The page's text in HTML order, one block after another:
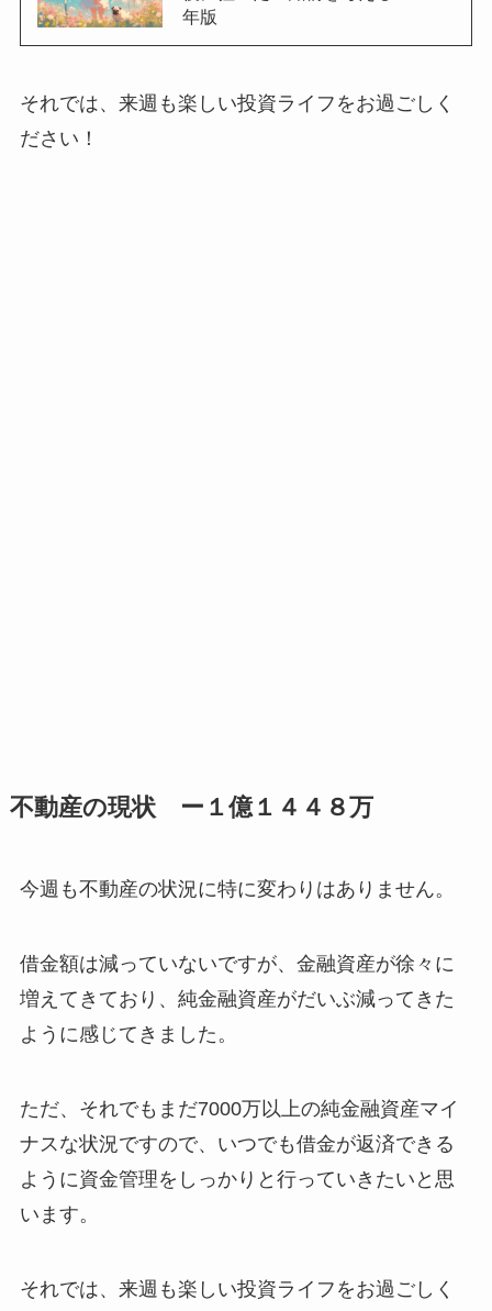
年版
それでは、来週も楽しい投資ライフをお過ごしく
ださい！
不動産の現状 ー１億１４４８万
今週も不動産の状況に特に変わりはありません。
借金額は減っていないですが、金融資産が徐々に
増えてきており、純金融資産がだいぶ減ってきた
ように感じてきました。
ただ、それでもまだ7000万以上の純金融資産マイ
ナスな状況ですので、いつでも借金が返済できる
ように資金管理をしっかりと行っていきたいと思
います。
それでは、来週も楽しい投資ライフをお過ごしく